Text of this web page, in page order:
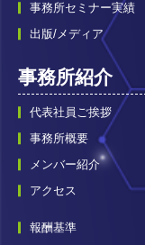
事務所セミナー実績
出版/メディア
事務所紹介
代表社員ご挨拶
事務所概要
メンバー紹介
アクセス
報酬基準